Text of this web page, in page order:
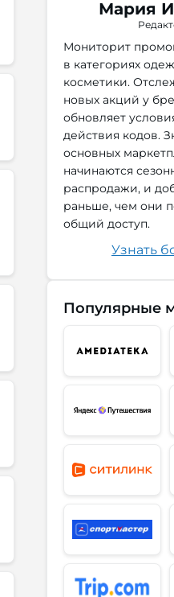
Мария
Мониторит
в категориях
косметики.
новых акций у
обновляет
действия кодов.
основных
начинаются
распродажи, и
раньше, чем они
общий доступ.
Узнать
Популярные